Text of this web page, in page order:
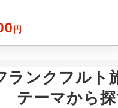
ッシュ パルテンキル
パイアー
円
ランクフルト
テーマから